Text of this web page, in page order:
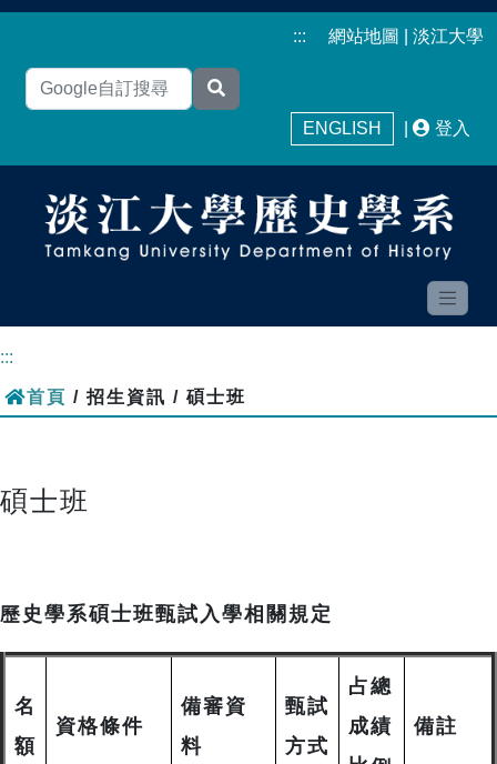
::: 網站地圖 淡江大學
ENGLISH 登入
:::
首頁 / 招生資訊 / 碩士班
碩士班
歷史學系碩士班甄試入學相關規定
名
額
資格條件
備審資
料
甄試
方式
占總
成績
備註